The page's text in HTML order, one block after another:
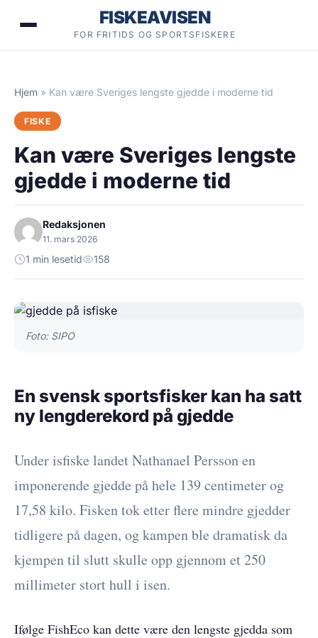
FISKEAVISEN
FOR FRITIDS OG SPORTSFISKERE
Hjem » Kan være Sveriges lengste gjedde i moderne tid
FISKE
Kan være Sveriges lengste
gjedde i moderne tid
Redaksjonen
11. mars 2026
1 min lesetid 158
Foto: SIPO
En svensk sportsfisker kan ha satt
ny lengderekord på gjedde
Under isfiske landet Nathanael Persson en
imponerende gjedde på hele 139 centimeter og
17,58 kilo. Fisken tok etter flere mindre gjedder
tidligere på dagen, og kampen ble dramatisk da
kjempen til slutt skulle opp gjennom et 250
millimeter stort hull i isen.
Ifølge FishEco kan dette være den lengste gjedda som